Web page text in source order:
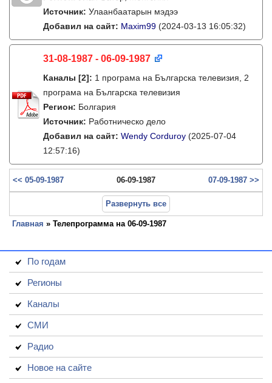
Источник: Улаанбаатарын мэдээ
Добавил на сайт: Maxim99 (2024-03-13 16:05:32)
31-08-1987 - 06-09-1987
Каналы [2]: 1 програма на Българска телевизия, 2
програма на Българска телевизия
Регион: Болгария
Источник: Работническо дело
Добавил на сайт: Wendy Corduroy (2025-07-04
12:57:16)
<< 05-09-1987 06-09-1987 07-09-1987 >>
Развернуть все
Главная » Телепрограмма на 06-09-1987
По годам
Регионы
Каналы
СМИ
Радио
Новое на сайте